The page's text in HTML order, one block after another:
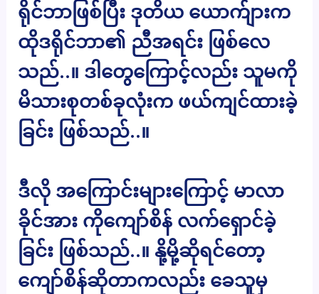
ရိုင်ဘာဖြစ်ပြီး ဒုတိယ ယောက်ျားက
ထိုဒရိုင်ဘာ၏ ညီအရင်း ဖြစ်လေ
သည်..။ ဒါတွေကြောင့်လည်း သူမကို
မိသားစုတစ်ခုလုံးက ဖယ်ကျင်ထားခဲ့
ခြင်း ဖြစ်သည်..။
ဒီလို အကြောင်းများကြောင့် မာလာ
ခိုင်အား ကိုကျော်စိန် လက်ရှောင်ခဲ့
ခြင်း ဖြစ်သည်..။ နို့မို့ဆိုရင်တော့
ကျော်စိန်ဆိုတာကလည်း ခေသူမှ